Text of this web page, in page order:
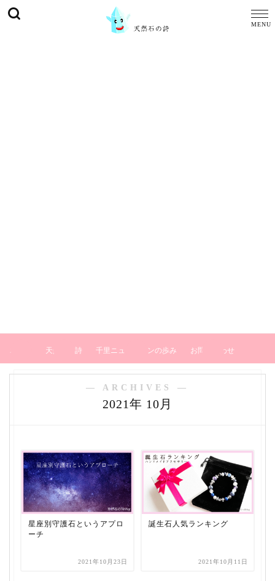
天然石の詩 千里ニュータウンの歩み お問い合わせ
― ARCHIVES ―
2021年 10月
星座別守護石というアプロ
ーチ
2021年10月23日
誕生石人気ランキング
2021年10月11日